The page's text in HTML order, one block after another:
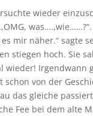
wieder
mir näher.“
stiegen hoch. Sie
wieder!
von der
das gleiche
Fee bei dem